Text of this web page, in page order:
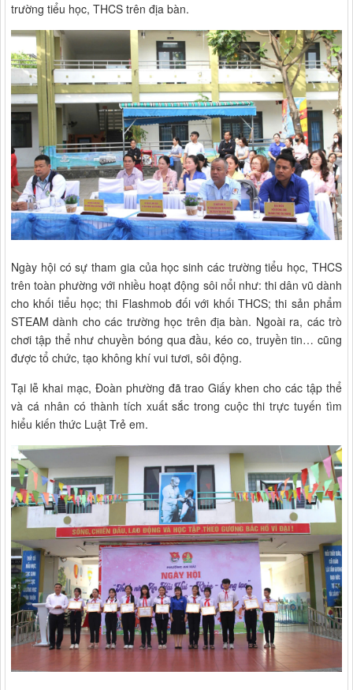
trường tiểu học, THCS trên địa bàn.
Ngày hội có sự tham gia của học sinh các trường tiểu học, THCS
trên toàn phường với nhiều hoạt động sôi nổi như: thi dân vũ dành
cho khối tiểu học; thi Flashmob đối với khối THCS; thi sản phẩm
STEAM dành cho các trường học trên địa bàn. Ngoài ra, các trò
chơi tập thể như chuyền bóng qua đầu, kéo co, truyền tin… cũng
được tổ chức, tạo không khí vui tươi, sôi động.
Tại lễ khai mạc, Đoàn phường đã trao Giấy khen cho các tập thể
và cá nhân có thành tích xuất sắc trong cuộc thi trực tuyến tìm
hiểu kiến thức Luật Trẻ em.